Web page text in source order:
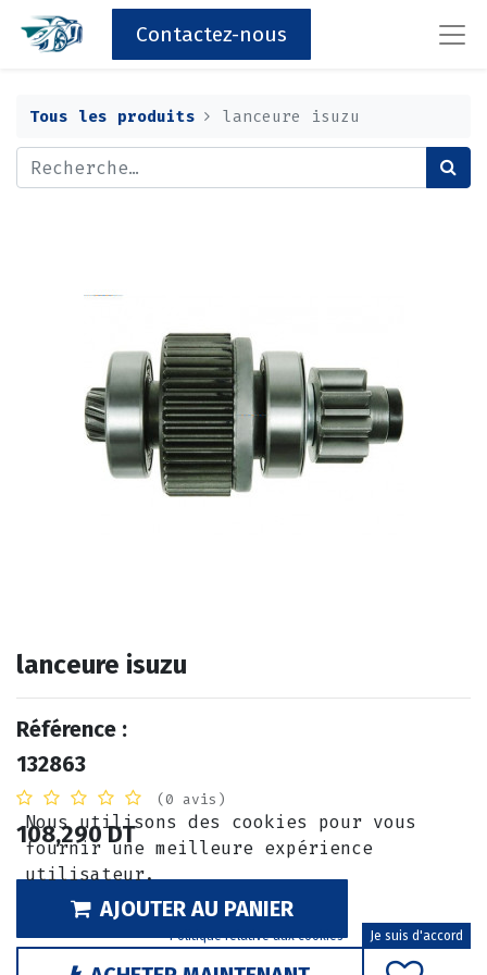
Contactez-nous
Tous les produits lanceure isuzu
lanceure isuzu
Référence :
132863
(0 avis)
108,290DT
AJOUTER AU PANIER
Nous utilisons des cookies pour vous
fournir une meilleure expérience
utilisateur.
Politique relative aux cookies Je suis d'accord